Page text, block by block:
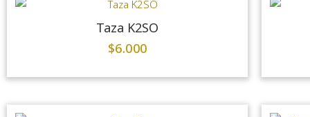
Taza K2SO
$6.000